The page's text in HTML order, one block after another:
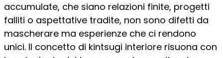
accumulate, che siano relazioni finite, progetti
falliti o aspettative tradite, non sono difetti da
mascherare ma esperienze che ci rendono
unici. Il concetto di kintsugi interiore risuona con